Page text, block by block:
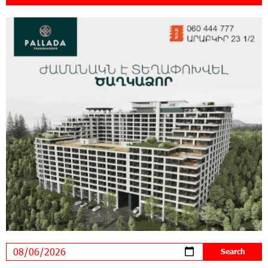
Rate.Trading Platform at Seaside Startup
Summit: IDBank Introduces an Innovative
Solution
14:34:49 29-07-2026
Supported by IDBank
11:59:57 28-07-2026
Ucom’s Sales and Service Center Reopens at
24/2 Shahumyan Street in Ararat
19:04:38 23-07-2026
Scholarship recipients of the “Armenian
Virtuosos” Program participated in the Järvi
Academy and Pärnu Music Festival in Estonia, representing
Armenia on the international stage